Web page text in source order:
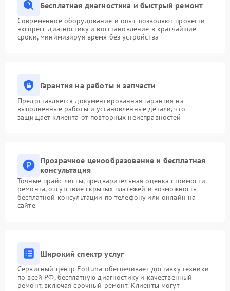
Бесплатная диагностика и быстрый ремонт
Современное оборудование и опыт позволяют провести
экспресс-диагностику и восстановление в кратчайшие
сроки, минимизируя время без устройства
Гарантия на работы и запчасти
Предоставляется документированная гарантия на
выполненные работы и установленные детали, что
защищает клиента от повторных неисправностей
Прозрачное ценообразование и бесплатная
консультация
Точные прайс-листы, предварительная оценка стоимости
ремонта, отсутствие скрытых платежей и возможность
бесплатной консультации по телефону или онлайн на
сайте
Широкий спектр услуг
Сервисный центр Fortuna обеспечивает доставку техники
по всей РФ, бесплатную диагностику и качественный
ремонт, включая срочный ремонт. Клиенты могут